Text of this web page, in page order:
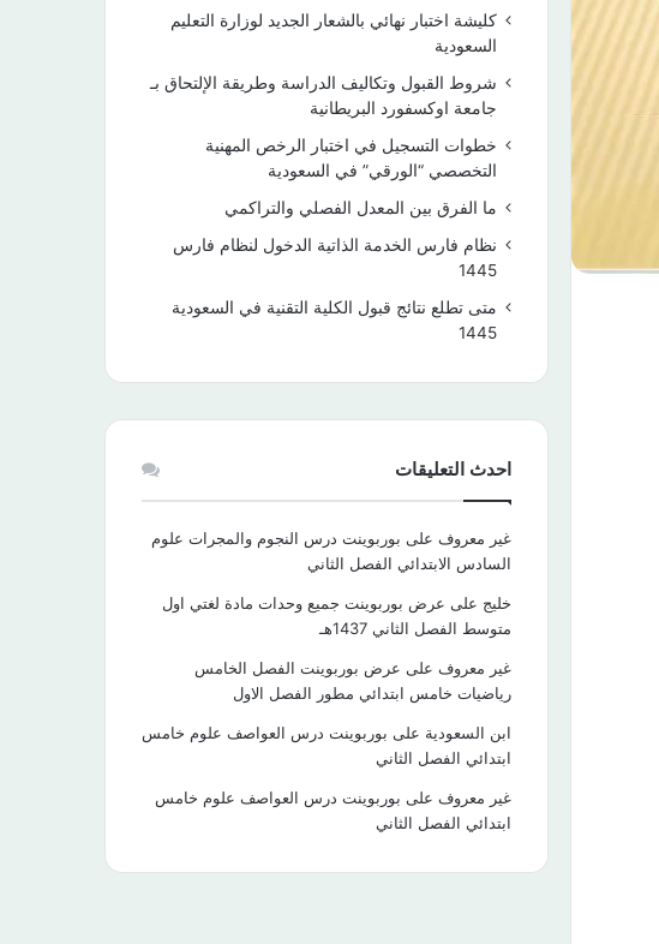
كليشة اختبار نهائي بالشعار الجديد لوزارة التعليم
السعودية
شروط القبول وتكاليف الدراسة وطريقة الإلتحاق بـ
جامعة اوكسفورد البريطانية
خطوات التسجيل في اختبار الرخص المهنية
التخصصي “الورقي” في السعودية
ما الفرق بين المعدل الفصلي والتراكمي
نظام فارس الخدمة الذاتية الدخول لنظام فارس
1445
متى تطلع نتائج قبول الكلية التقنية في السعودية
1445
احدث التعليقات
غير معروف على بوربوينت درس النجوم والمجرات علوم
السادس الابتدائي الفصل الثاني
خليج على عرض بوربوينت جميع وحدات مادة لغتي اول
متوسط الفصل الثاني 1437هـ
غير معروف على عرض بوربوينت الفصل الخامس
رياضيات خامس ابتدائي مطور الفصل الاول
ابن السعودية على بوربوينت درس العواصف علوم خامس
ابتدائي الفصل الثاني
غير معروف على بوربوينت درس العواصف علوم خامس
ابتدائي الفصل الثاني